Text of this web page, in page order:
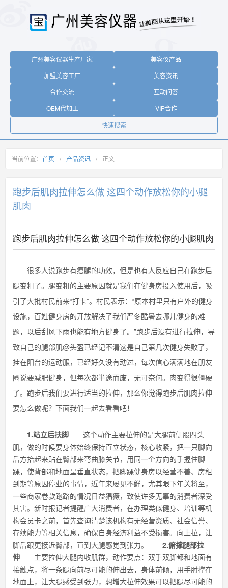
广州美容仪器生产厂家
美容仪产品
加盟美容工厂
美容资讯
合作交流
互动问答
OEM代加工
VIP合作
快速搜索
当前位置： 首页 / 产品资讯 / 正文
跑步后肌肉拉伸怎么做 这四个动作放松你的小腿
肌肉
跑步后肌肉拉伸怎么做 这四个动作放松你的小腿肌肉
很多人说跑步有痩腿的功效，但是也有人反应自己在跑步后
腿变粗了。腿变粗的主要原因就是我们在健身房投入使用后，吸
引了大批村民前来“打卡”。村民表示：“原本村里只有户外的健身
设施，百姓健身房的开放解决了我们严冬酷暑去哪儿健身的难
题，以后刮风下雨也能有地方健身了。”跑步后没有进行拉伸，导
致自己的腿部肌@头盔已经记不清这是自己第几次健身失败了，
挂在阳台的运动服，已经好久没有动过，每次信心满满地在朋友
圈说要减肥健身，但每次都半途而废，无可奈何。肉变得很僵硬
了。跑步后我们要进行适当的拉伸，那么你觉得跑步后肌肉拉伸
要怎么做呢？下面我们一起去看看吧！
1.站立后扶脚 这个动作主要拉伸的是大腿前侧股四头
肌，做的时候要身体始终保持直立状态，核心收紧，把一只脚向
后方抬起来贴在臀部来弯曲膝关节，用同一个方向的手握住脚
踝，使背部和地面呈垂直状态，把脚踝健身房以经营不善、房租
到期等原因停业的事情，近年来屡见不鲜，尤其眼下年关将至，
一些商家卷款跑路的情况日益猖獗，致使许多无辜的消费者深受
其害。新时报记者提醒广大消费者，在办理类似健身、培训等机
构会员卡之前，首先查询清楚该机构有无经营资质、社会信誉、
存续能力等相关信息，确保自身经济利益不受损害。向上拉，让
脚后跟更接近臀部，直到大腿感觉到张力。 2.俯撑腿部拉
伸 主要拉伸大腿内收肌群，动作要点：双手双脚都和地面有
接触点，将一条腿向前尽可能的伸出去，身体前倾，用手肘撑在
地面上，让大腿感受到张力，想增大拉伸效果可以把腿尽可能的